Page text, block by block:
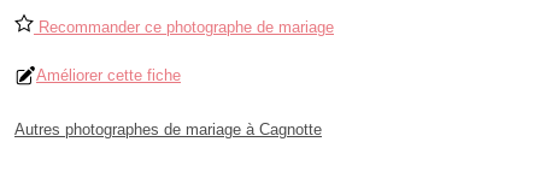
Recommander ce photographe de mariage
Améliorer cette fiche
Autres photographes de mariage à Cagnotte